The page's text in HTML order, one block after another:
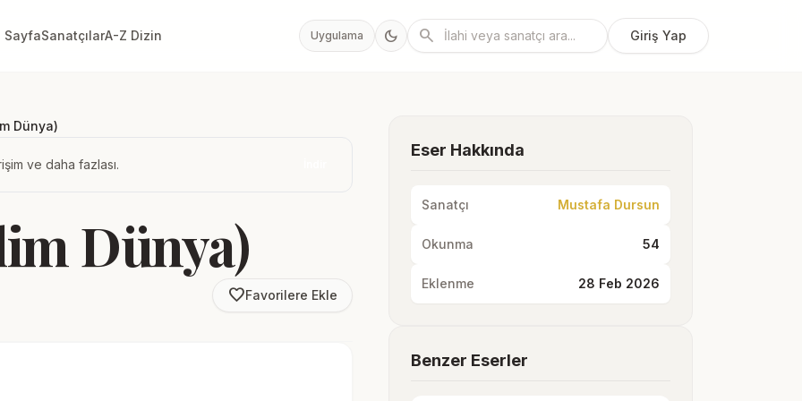
SayfaSanatçılarA-Z Dizin Uygulama dark_mode search Giriş Yap
Dünya)
ve daha fazlası.
Dünya)
favorite_borderFavorilere Ekle
Eser Hakkında
Sanatçı Mustafa Dursun
Okunma 54
Eklenme 28 Feb 2026
Benzer Eserler